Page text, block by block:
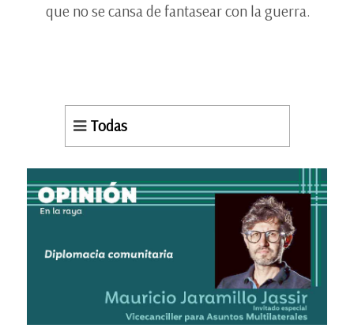
que no se cansa de fantasear con la guerra.
Todas